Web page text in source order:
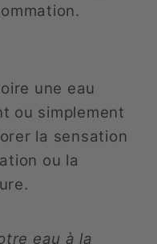
une eau
ou simplement
la sensation
ou la
eau à la